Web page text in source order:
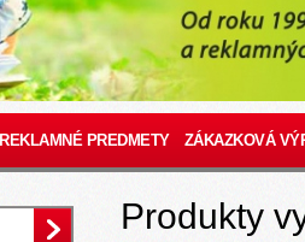
REKLAMNÉ PREDMETY ZÁKAZKOVÁ
Produkty